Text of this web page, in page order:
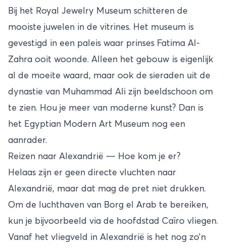
Bij het Royal Jewelry Museum schitteren de
mooiste juwelen in de vitrines. Het museum is
gevestigd in een paleis waar prinses Fatima Al-
Zahra ooit woonde. Alleen het gebouw is eigenlijk
al de moeite waard, maar ook de sieraden uit de
dynastie van Muhammad Ali zijn beeldschoon om
te zien. Hou je meer van moderne kunst? Dan is
het Egyptian Modern Art Museum nog een
aanrader.
Reizen naar Alexandrië — Hoe kom je er?
Helaas zijn er geen directe vluchten naar
Alexandrië, maar dat mag de pret niet drukken.
Om de luchthaven van Borg el Arab te bereiken,
kun je bijvoorbeeld via de hoofdstad Caïro vliegen.
Vanaf het vliegveld in Alexandrië is het nog zo’n